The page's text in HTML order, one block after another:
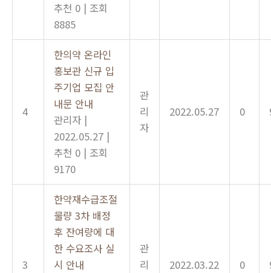
추천 0 | 조회
8885
4
한의약 온라인
홍보관 신규 입
주기업 모집 안
내문 안내
관리자 |
2022.05.27 |
추천 0 | 조회
9170
관
리
자
2022.05.27 0
3
한약재수급조절
물량 3차 배정
후 잔여량에 대
한 수요조사 실
시 안내
관
리
2022.03.22 0